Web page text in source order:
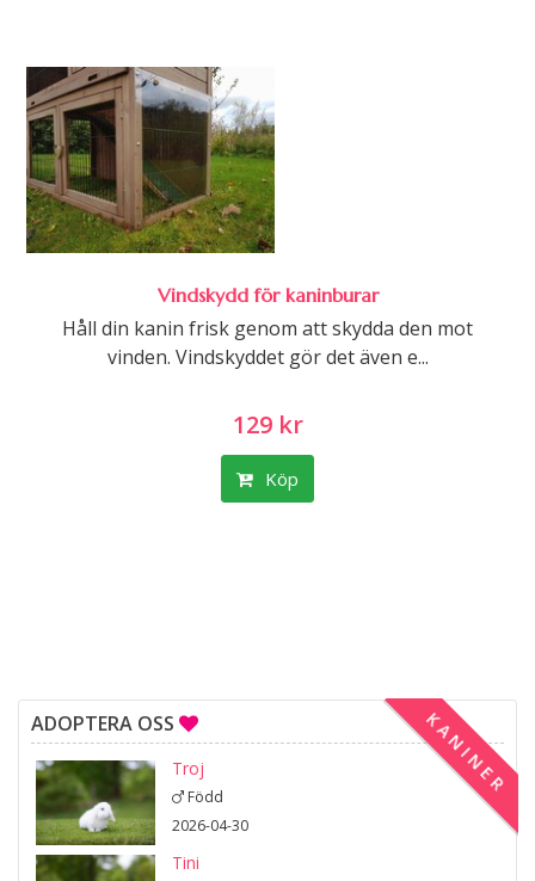
Vindskydd för kaninburar
Håll din kanin frisk genom att skydda den mot
vinden. Vindskyddet gör det även e...
129 kr
Köp
KANINER
ADOPTERA OSS
Troj
Född
2026-04-30
Tini